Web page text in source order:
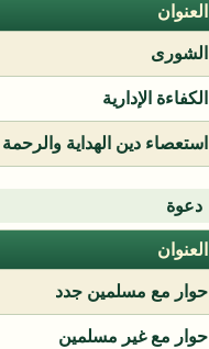
العنوان
الشورى
الكفاءة الإدارية
استعصاء دين الهداية والرحمة
دعوة
العنوان
حوار مع مسلمين جدد
حوار مع غير مسلمين